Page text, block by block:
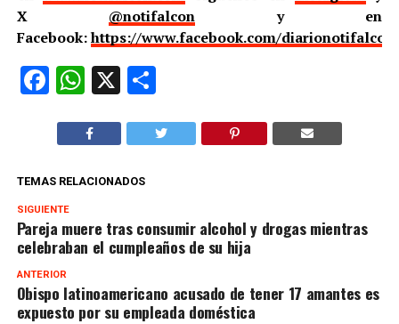
X @notifalcon y en
Facebook:https://www.facebook.com/
Facebook
WhatsApp
X Compartir
TEMAS RELACIONADOS
SIGUIENTE
Pareja muere tras consumir alcohol y drogas mientras
celebraban el cumpleaños de su hija
ANTERIOR
Obispo latinoamericano acusado de tener 17 amantes es
expuesto por su empleada doméstica